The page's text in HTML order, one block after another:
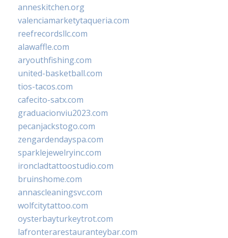
anneskitchen.org
valenciamarketytaqueria.com
reefrecordsllc.com
alawaffle.com
aryouthfishing.com
united-basketball.com
tios-tacos.com
cafecito-satx.com
graduacionviu2023.com
pecanjackstogo.com
zengardendayspa.com
sparklejewelryinc.com
ironcladtattoostudio.com
bruinshome.com
annascleaningsvc.com
wolfcitytattoo.com
oysterbayturkeytrot.com
lafronterarestauranteybar.com